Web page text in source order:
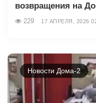
возвращения на
229 17 АПРЕЛЯ, 2026
Новости Дома-2